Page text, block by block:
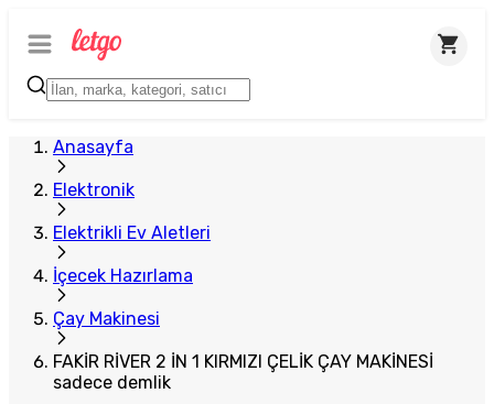
Anasayfa
Elektronik
Elektrikli Ev Aletleri
İçecek Hazırlama
Çay Makinesi
FAKİR RİVER 2 İN 1 KIRMIZI ÇELİK ÇAY MAKİNESİ
sadece demlik
Plus Satıcı